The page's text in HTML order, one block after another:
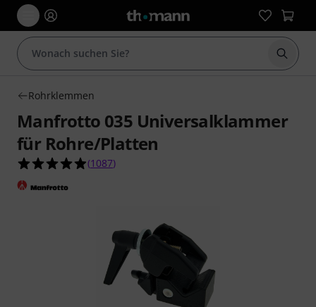
Suche
Rohrklemmen
Manfrotto 035 Universalklammer
für Rohre/Platten
4.9 von 5 Sternen aus 1087
(1087)